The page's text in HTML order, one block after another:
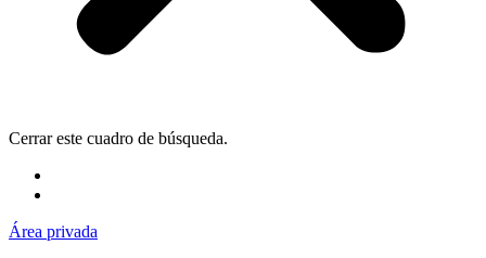
Cerrar este cuadro de búsqueda.
Área privada